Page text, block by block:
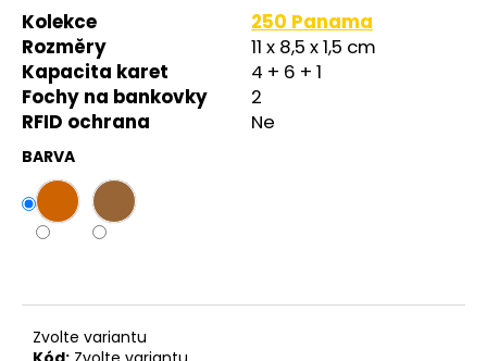
Kolekce
250 Panama
Rozměry
11 x 8,5 x 1,5 cm
Kapacita karet
4 + 6 + 1
Fochy na bankovky
2
RFID ochrana
Ne
BARVA
Zvolte variantu
p
o
r
u
č
u
j
m